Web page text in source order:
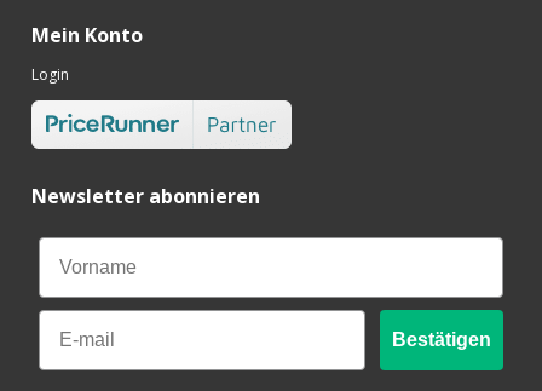
Mein Konto
Login
Newsletter abonnieren
Email
Bestätigen